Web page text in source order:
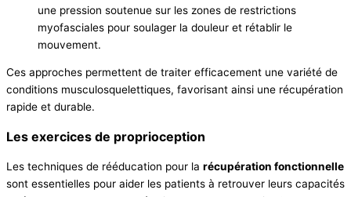
une pression soutenue sur les zones de restrictions
myofasciales pour soulager la douleur et rétablir le
mouvement.
Ces approches permettent de traiter efficacement une variété de
conditions musculosquelettiques, favorisant ainsi une récupération
rapide et durable.
Les exercices de proprioception
Les techniques de rééducation pour la récupération fonctionnelle
sont essentielles pour aider les patients à retrouver leurs capacités